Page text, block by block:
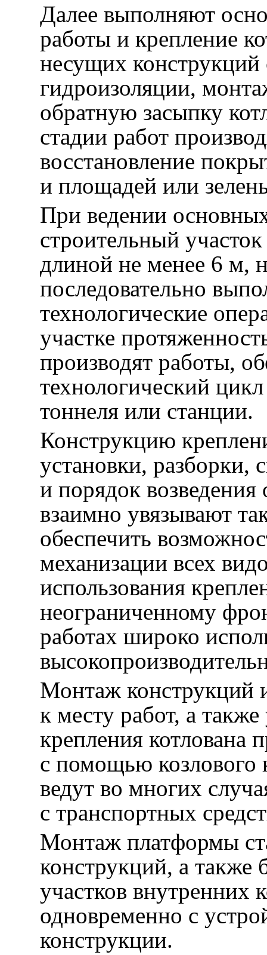
Далее выполняют
работы и крепление
несущих конструкций
гидроизоляции,
обратную засыпку
стадии работ
восстановление
и площадей или
При ведении
строительный
длиной не менее 6 м,
последовательно
технологические
участке
производят работы,
технологический
тоннеля или станции.
Конструкцию
установки, разборки,
и порядок
взаимно увязывают
обеспечить
механизации всех
использования
неограниченному
работах широко
Монтаж конструкций
к месту работ, а
крепления котлована
с помощью
ведут во многих
с транспортных
Монтаж платформы
конструкций, а также
участков внутренних
одновременно с
конструкции.